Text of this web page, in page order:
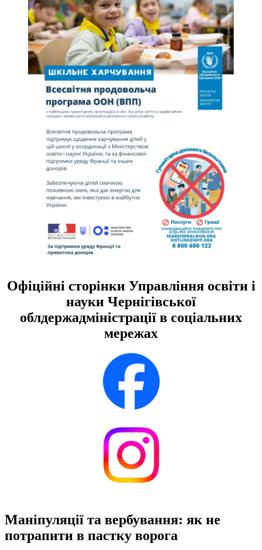
Офіційні сторінки Управління освіти і
науки Чернігівської
облдержадміністрації в соціальних
мережах
Маніпуляції та вербування: як не
потрапити в пастку ворога